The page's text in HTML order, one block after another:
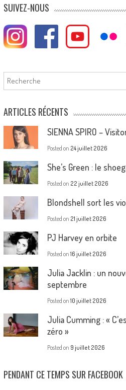
SUIVEZ-NOUS
Rechercher
ARTICLES RÉCENTS
SIENNA SPIRO –
Posted on 24 juillet 2026
She’s Green : le
Posted on 22 juillet 2026
Blondshell sort les
Posted on 21 juillet 2026
PJ Harvey en orbite
Posted on 16 juillet 2026
Julia Jacklin : un
septembre
Posted on 10 juillet 2026
Julia Cumming : «
zéro »
Posted on 9 juillet 2026
PENDANT CE TEMPS SUR FACEBOOK